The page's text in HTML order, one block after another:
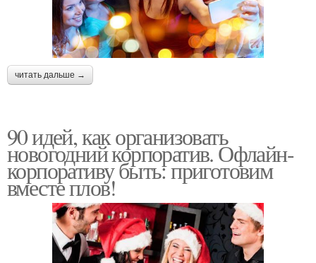
читать дальше →
90 идей, как организовать
новогодний корпоратив. Офлайн-
корпоративу быть: приготовим
вместе плов!